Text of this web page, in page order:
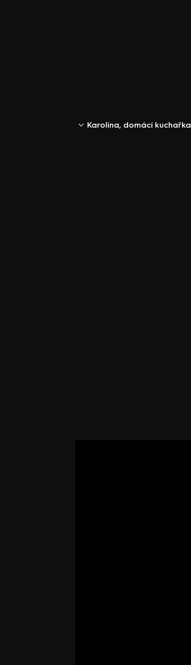
Karolína, domácí kuchařka